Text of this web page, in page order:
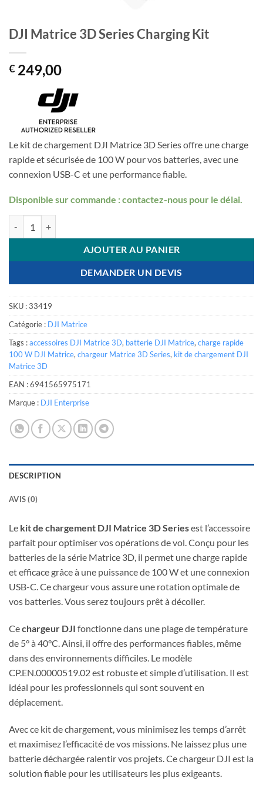
DJI Matrice 3D Series Charging Kit
€ 249,00
Le kit de chargement DJI Matrice 3D Series offre une charge
rapide et sécurisée de 100 W pour vos batteries, avec une
connexion USB-C et une performance fiable.
Disponible sur commande : contactez-nous pour le délai.
AJOUTER AU PANIER
DEMANDER UN DEVIS
SKU :33419
Catégorie : DJI Matrice
Tags :accessoires DJI Matrice 3D, batterie DJI Matrice, charge rapide
100 W DJI Matrice, chargeur Matrice 3D Series, kit de chargement DJI
Matrice 3D
EAN :6941565975171
Marque : DJI Enterprise
DESCRIPTION
AVIS (0)
Le kit de chargement DJI Matrice 3D Seriesest l’accessoire
parfait pour optimiser vos opérations de vol. Conçu pour les
batteries de la série Matrice 3D, il permet une charge rapide
et efficace grâce à une puissance de 100 W et une connexion
USB-C. Ce chargeur vous assure une rotation optimale de
vos batteries. Vous serez toujours prêt à décoller.
Cechargeur DJI fonctionne dans une plage de température
de 5° à 40°C. Ainsi, il offre des performances fiables, même
dans des environnements difficiles. Le modèle
CP.EN.00000519.02 est robuste et simple d’utilisation. Il est
idéal pour les professionnels qui sont souvent en
déplacement.
Avec ce kit de chargement, vous minimisez les temps d’arrêt
et maximisez l’efficacité de vos missions. Ne laissez plus une
batterie déchargée ralentir vos projets. Ce chargeur DJI est la
solution fiable pour les utilisateurs les plus exigeants.